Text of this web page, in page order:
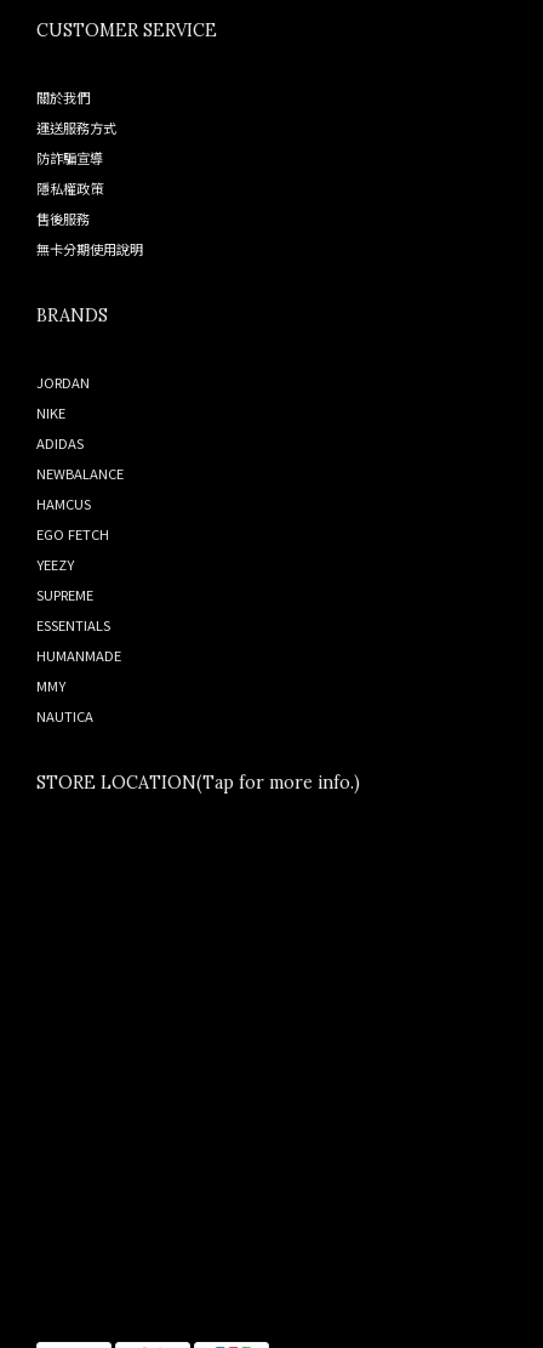
CUSTOMER SERVICE
關於我們
運送服務方式
防詐騙宣導
隱私權政策
售後服務
無卡分期使用說明
BRANDS
JORDAN
NIKE
ADIDAS
NEWBALANCE
HAMCUS
EGO FETCH
YEEZY
SUPREME
ESSENTIALS
HUMANMADE
MMY
NAUTICA
STORE LOCATION(Tap for more info.)